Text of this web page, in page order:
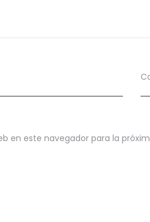
en este navegador para la